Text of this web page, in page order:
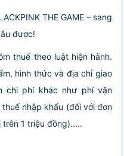
THE GAME – sang
được!
thuế theo luật hiện hành.
hình thức và địa chỉ giao
chi phí khác như phí vận
nhập khẩu (đối với đơn
1 triệu đồng).....